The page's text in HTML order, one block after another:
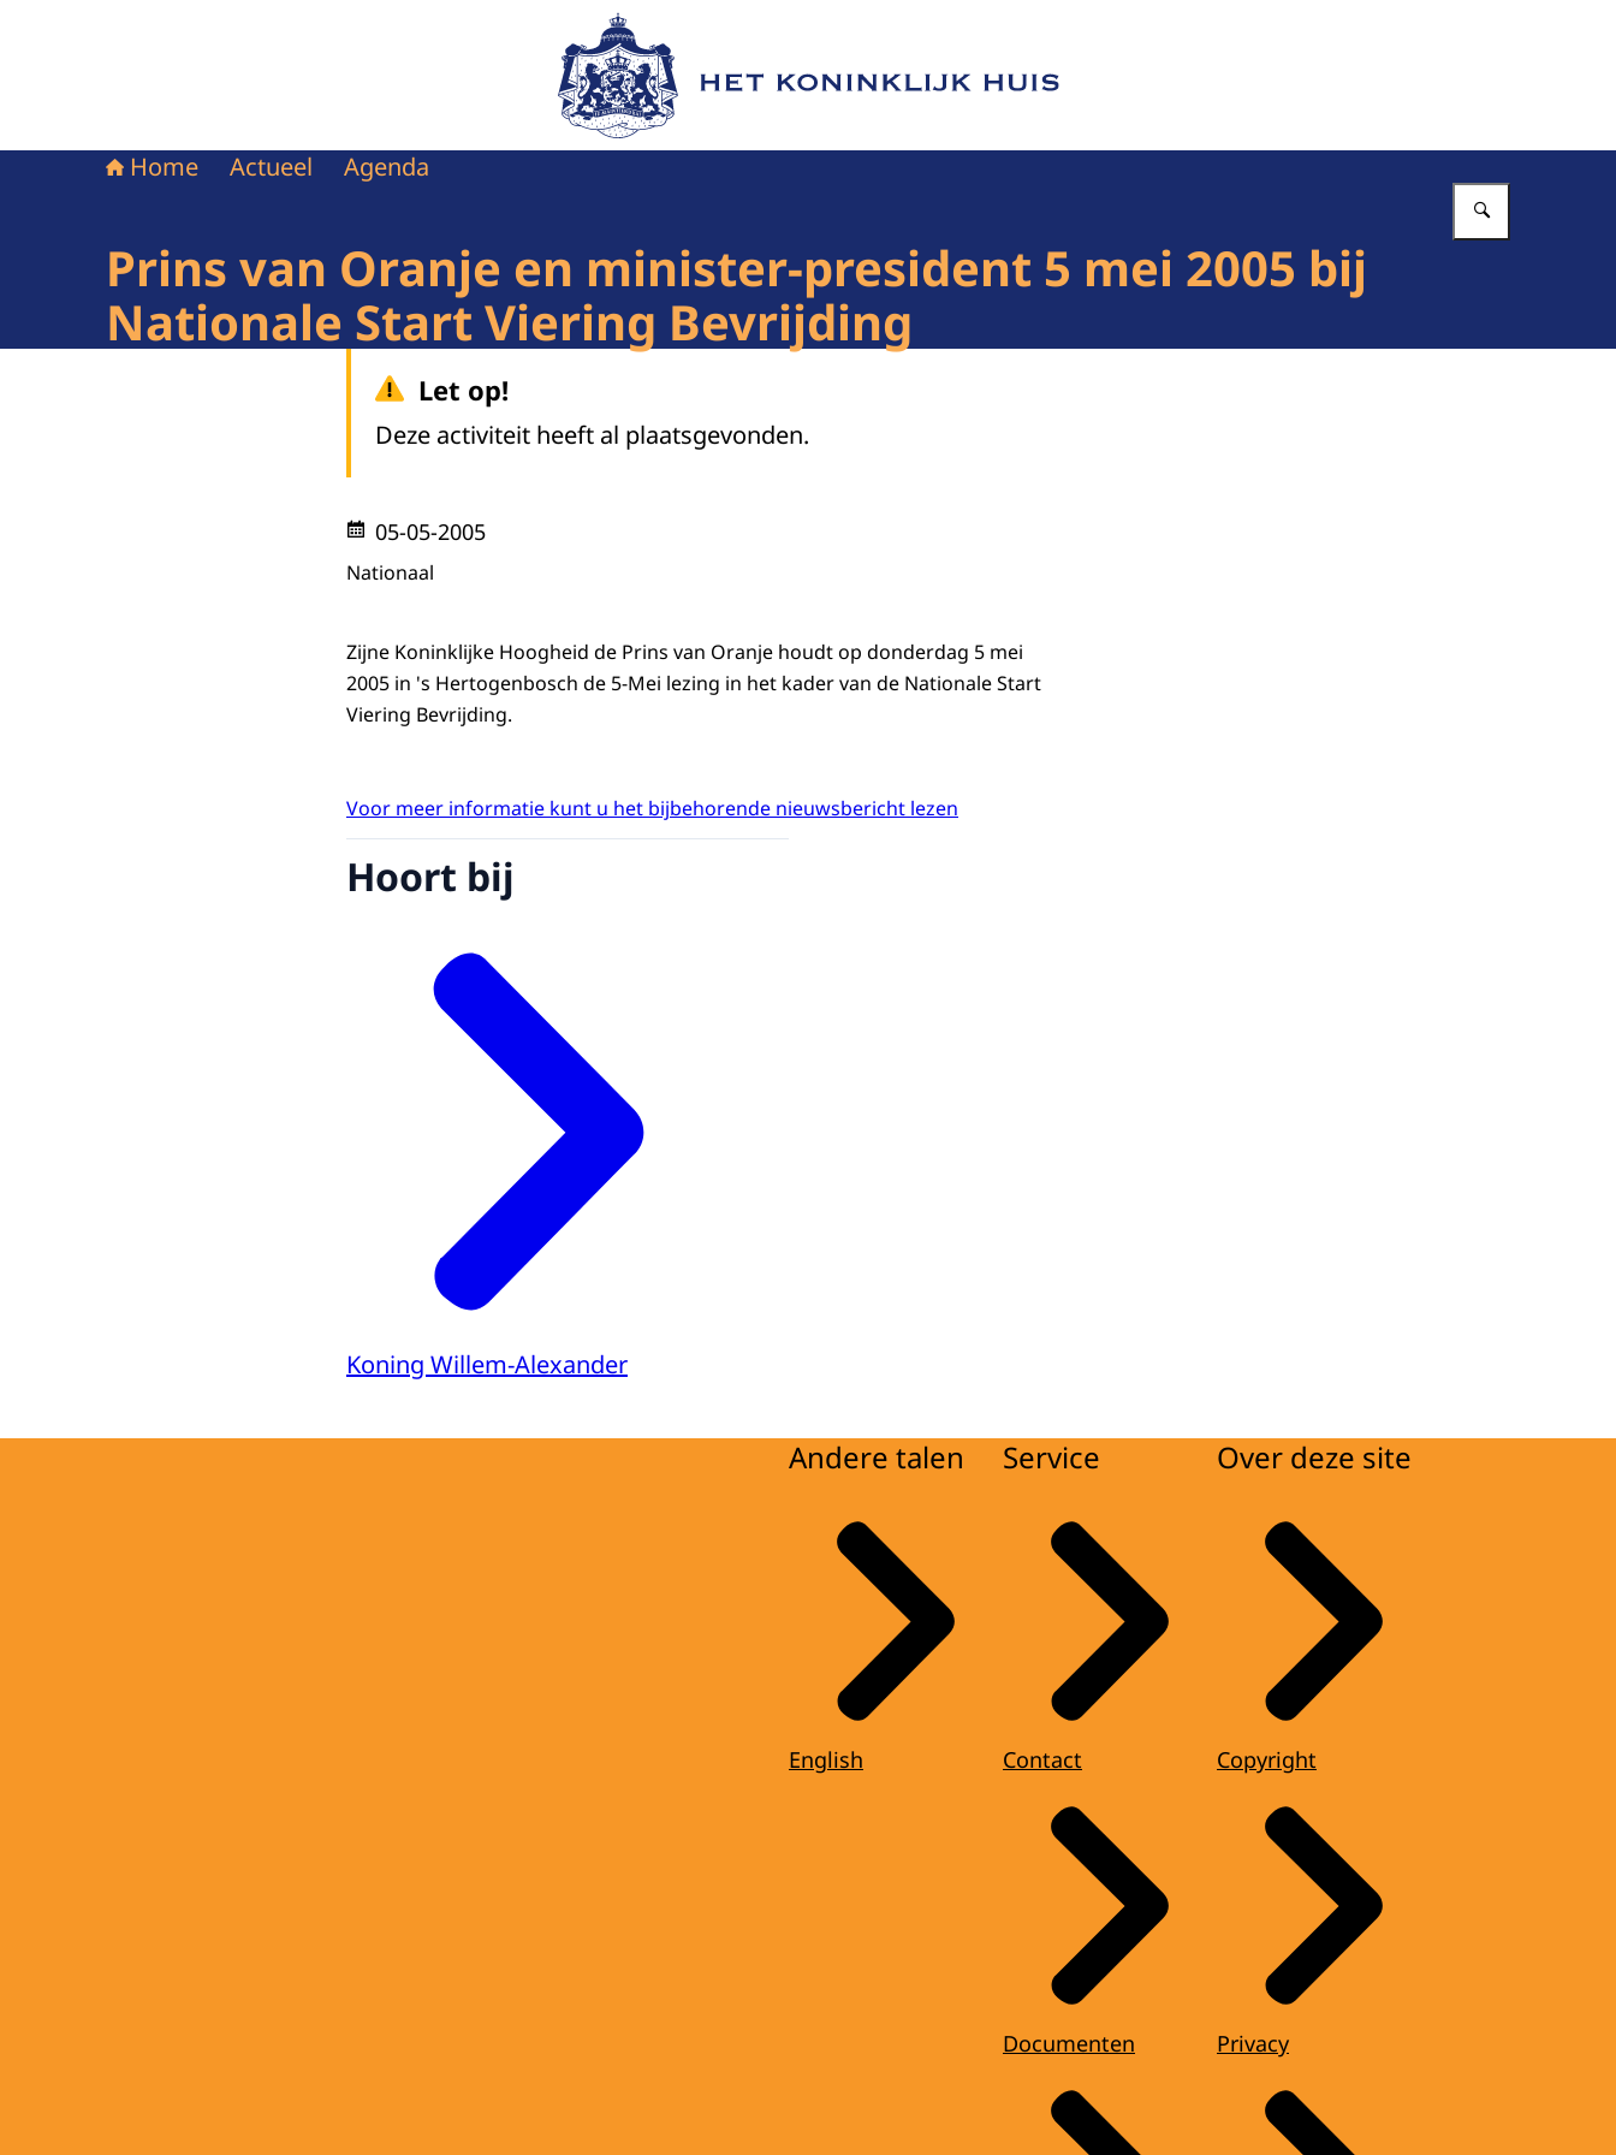
Naar de homepage van Het Koninklijk Huis
Home Actueel Agenda
Prins van Oranje en minister-president 5 mei 2005 bij
Nationale Start Viering Bevrijding
Let op!
Deze activiteit heeft al plaatsgevonden.
05-05-2005
Nationaal
Zijne Koninklijke Hoogheid de Prins van Oranje houdt op donderdag 5 mei
2005 in 's Hertogenbosch de 5-Mei lezing in het kader van de Nationale Start
Viering Bevrijding.
Voor meer informatie kunt u het bijbehorende nieuwsbericht lezen
Hoort bij
Koning Willem-Alexander
Andere talen
English
Service
Contact
Documenten
Over deze site
Copyright
Privacy